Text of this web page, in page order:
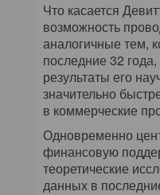
Что касается
возможность
аналогичные тем,
последние 32
результаты его
значительно
в коммерческие
Одновременно
финансовую
теоретические
данных в